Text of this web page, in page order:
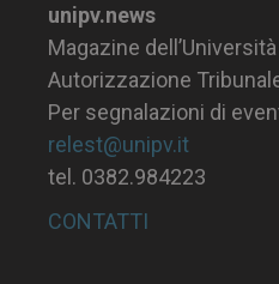
unipv.news
Magazine
Autorizzazione
Per segnalazioni di
relest@unipv.it
tel. 0382.984223
CONTATTI